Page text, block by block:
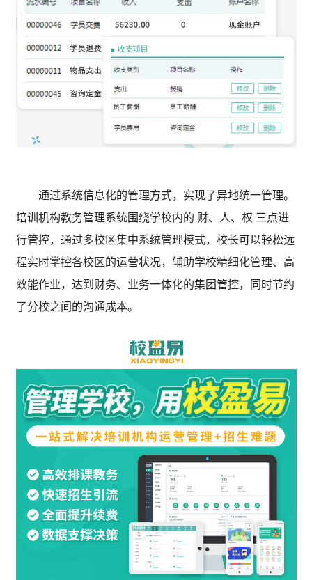
通过系统信息化的管理方式，实现了异地统一管理。
培训机构教务管理系统围绕学校内的 财、人、权 三点进
行管控，通过多校区集中系统管理模式，校长可以轻松远
程实时掌控各校区的运营状况，辅助学校精细化管理、高
效能作业，达到财务、业务一体化的集团管控，同时节约
了分校之间的沟通成本。